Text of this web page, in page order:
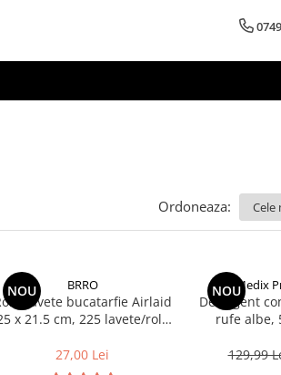
Ordoneaza:
NOU BRRO
Lavete bucatarfie Airlaid
x 21.5 cm, 225 lavete/rola
27,00 Lei
NOUMedix
Detergent
rufe albe,
129,99